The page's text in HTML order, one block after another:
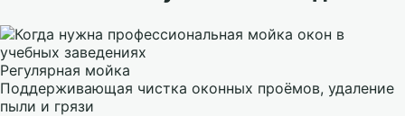
Регулярная мойка
Поддерживающая чистка оконных проёмов, удаление
пыли и грязи